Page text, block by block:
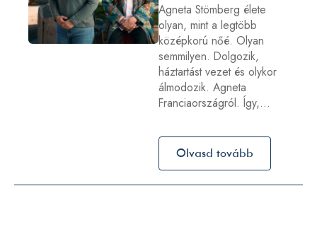
Agneta Stömberg élete
olyan, mint a legtöbb
középkorú nőé. Olyan
semmilyen. Dolgozik,
háztartást vezet és olykor
álmodozik. Agneta
Franciaországról. Így,…
Olvasd tovább